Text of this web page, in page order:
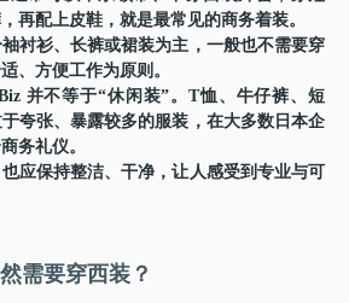
再配上皮鞋，就是最常见的商务着装。
衬衫、长裤或裙装为主，一般也不需要穿
、方便工作为原则。
并不等于“休闲装”。T恤、牛仔裤、短
夸张、暴露较多的服装，在大多数日本企
务礼仪。
应保持整洁、干净，让人感受到专业与可
需要穿西装？